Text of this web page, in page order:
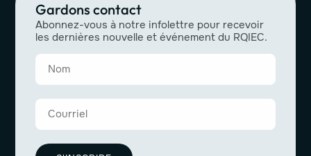
Gardons contact
Abonnez-vous à notre infolettre pour recevoir
les dernières nouvelle et événement du RQIEC.